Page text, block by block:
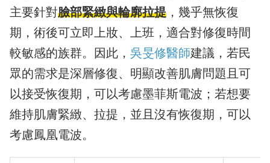
主要針對臉部緊緻與輪廓拉提 ，幾乎無恢復
期，術後可立即上妝、上班，適合對修復時間
較敏感的族群。因此， 吳旻修醫師建議，若民
眾的需求是深層修復、明顯改善肌膚問題且可
以接受恢復期，可以考慮墨菲斯電波；若想要
維持肌膚緊緻、拉提，並且沒有恢復期，可以
考慮鳳凰電波。